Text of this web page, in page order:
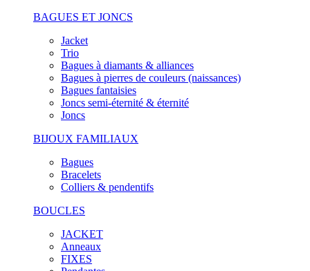
BAGUES ET JONCS
Jacket
Trio
Bagues à diamants & alliances
Bagues à pierres de couleurs (naissances)
Bagues fantaisies
Joncs semi-éternité & éternité
Joncs
BIJOUX FAMILIAUX
Bagues
Bracelets
Colliers & pendentifs
BOUCLES
JACKET
Anneaux
FIXES